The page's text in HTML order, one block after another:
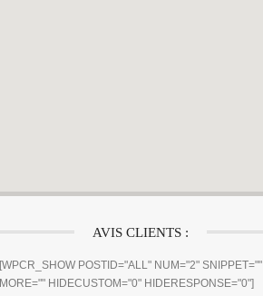
AVIS CLIENTS :
[WPCR_SHOW POSTID="ALL" NUM="2" SNIPPET=""
MORE="" HIDECUSTOM="0" HIDERESPONSE="0"]